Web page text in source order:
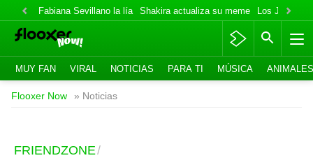
Fabiana Sevillano la lía Shakira actualiza su meme Los Jonas
MUY FAN VIRAL NOTICIAS PARA TI MÚSICA ANIMALES
Flooxer Now » Noticias
FRIENDZONE